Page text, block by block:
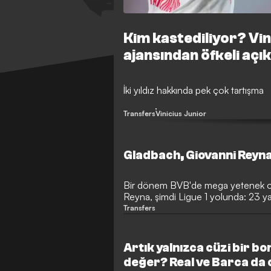
Kim kastediliyor?
ajansından öfkeli
İki yıldız hakkında pek çok tartışma
TransfersVinicius Junior
Gladbach, Giovanni
Bir dönem BVB'de mega yetenek
Reyna, şimdi Ligue 1 yolunda: 23
Bundesliga'ya beklenenden erken
Genç oyuncu, büyük ihtimalle
yakın.
Transfers
Artık yalnızca cüzi bir
değer? Real ve Barca